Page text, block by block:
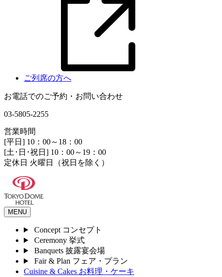
ご列席の方へ
お電話でのご予約・お問い合わせ
03-5805-2255
営業時間
[平日] 10：00～18：00
[土･日･祝日] 10：00～19：00
定休日 火曜日（祝日を除く）
MENU
Concept コンセプト
Ceremony 挙式
Banquets 披露宴会場
Fair & Plan フェア・プラン
Cuisine & Cakes お料理・ケーキ